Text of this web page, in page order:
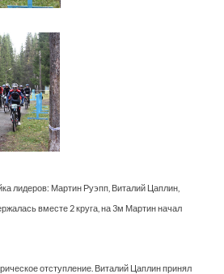
лидеров: Мартин Руэпп, Виталий Цаплин,
вместе 2 круга, на 3м Мартин начал
отступление. Виталий Цаплин принял